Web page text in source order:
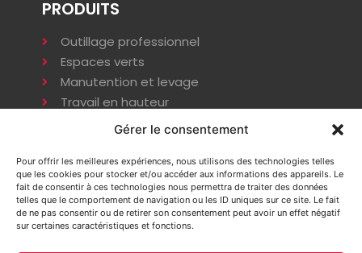
Gérer le consentement
Pour offrir les meilleures expériences, nous utilisons des technologies telles
que les cookies pour stocker et/ou accéder aux informations des appareils. Le
fait de consentir à ces technologies nous permettra de traiter des données
telles que le comportement de navigation ou les ID uniques sur ce site. Le fait
de ne pas consentir ou de retirer son consentement peut avoir un effet négatif
sur certaines caractéristiques et fonctions.
PRODUITS
Outillage professionnel
Espaces verts
Manutention et levage
Travail en hauteur
Terrassement
Énergie
Installation provisoire
INFORMATIONS